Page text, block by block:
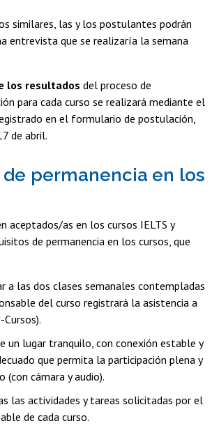
similares, las y los postulantes podrán
entrevista que se realizaría la semana
los resultados del proceso de
para cada curso se realizará mediante el
en el formulario de postulación,
de abril.
permanencia en los
aceptados/as en los cursos IELTS y
de permanencia en los cursos, que
a las dos clases semanales contempladas
del curso registrará la asistencia a
Cursos).
un lugar tranquilo, con conexión estable y
que permita la participación plena y
(con cámara y audio).
las actividades y tareas solicitadas por el
de cada curso.